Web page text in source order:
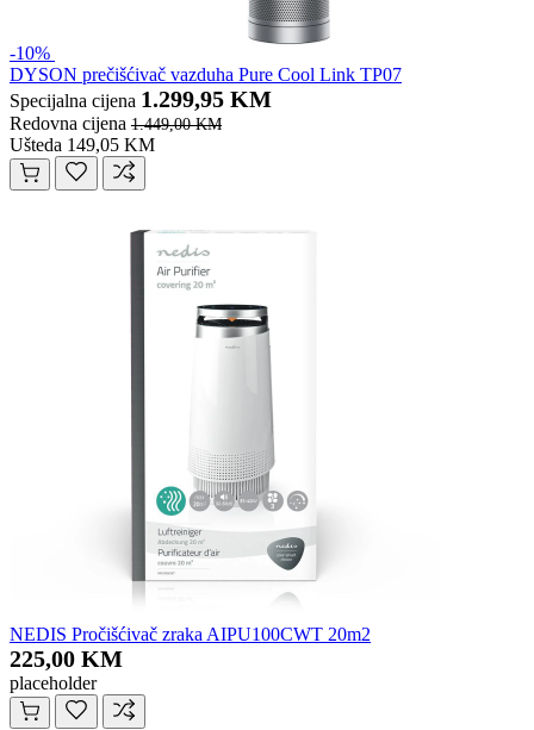
-10%
DYSON prečišćivač vazduha Pure Cool Link TP07
Specijalna cijena 1.299,95 KM
Redovna cijena 1.449,00 KM
Ušteda 149,05 KM
NEDIS Pročišćivač zraka AIPU100CWT 20m2
225,00 KM
placeholder